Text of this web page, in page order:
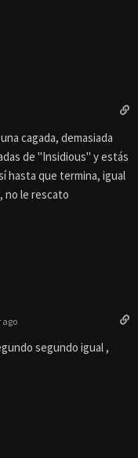
cagada, demasiada
de "Insidious" y estás
hasta que termina, igual
no le rescato
ago
segundo igual ,